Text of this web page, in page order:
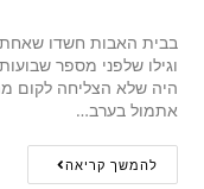
בבית האבות חשדו שאחת
היה שלא הצליחה לקום
אתמול בערב…
להמשך קריאה